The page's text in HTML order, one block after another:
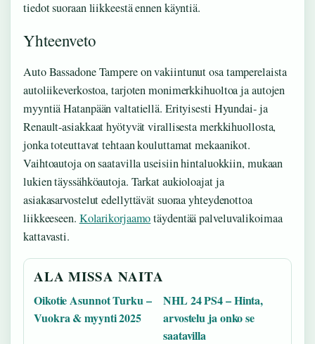
tiedot suoraan liikkeestä ennen käyntiä.
Yhteenveto
Auto Bassadone Tampere on vakiintunut osa tamperelaista
autoliikeverkostoa, tarjoten monimerkkihuoltoa ja autojen
myyntiä Hatanpään valtatiellä. Erityisesti Hyundai- ja
Renault-asiakkaat hyötyvät virallisesta merkkihuollosta,
jonka toteuttavat tehtaan kouluttamat mekaanikot.
Vaihtoautoja on saatavilla useisiin hintaluokkiin, mukaan
lukien täyssähköautoja. Tarkat aukioloajat ja
asiakasarvostelut edellyttävät suoraa yhteydenottoa
liikkeeseen. Kolarikorjaamotäydentää palveluvalikoimaa
kattavasti.
ALA MISSA NAITA
Oikotie Asunnot Turku –
Vuokra & myynti 2025
NHL 24 PS4 – Hinta,
arvostelu ja onko se
saatavilla